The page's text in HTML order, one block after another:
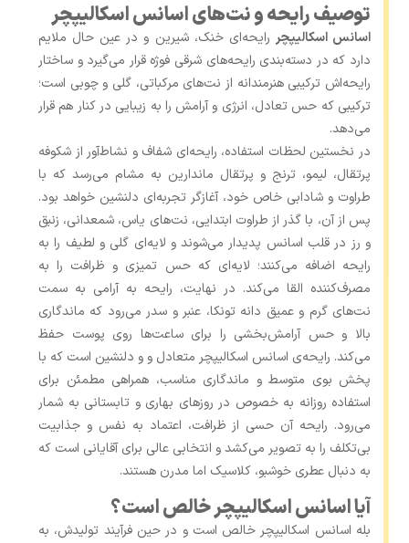
توصیف رایحه و نت‌های اسانس اسکالیپچر
اسانس اسکالیپچررایحه‌ای خنک، شیرین و در عین حال ملایم
دارد که در دسته‌بندی رایحه‌های شرقی فوژه قرار می‌گیرد و ساختار
رایحه‌اش ترکیبی هنرمندانه از نت‌های مرکباتی، گلی و چوبی است؛
ترکیبی که حس تعادل، انرژی و آرامش را به زیبایی در کنار هم قرار
می‌دهد.
در نخستین لحظات استفاده، رایحه‌ای شفاف و نشاط‌آور از شکوفه
پرتقال، لیمو، ترنج و پرتقال ماندارین به مشام می‌رسد که با
طراوت و شادابی خاص خود، آغازگر تجربه‌ای دلنشین خواهد بود.
پس از آن، با گذر از طراوت ابتدایی، نت‌های یاس، شمعدانی، زنبق
و رز در قلب اسانس پدیدار می‌شوند و لایه‌ای گلی و لطیف را به
رایحه اضافه می‌کنند؛ لایه‌ای که حس تمیزی و ظرافت را به
مصرف‌کننده القا می‌کند. در نهایت، رایحه به آرامی به سمت
نت‌های گرم و عمیق دانه تونکا، عنبر و سدر می‌رود که ماندگاری
بالا و حس آرامش‌بخشی را برای ساعت‌ها روی پوست حفظ
می‌کند. رایحه‌ی اسانس اسکالیپچر متعادل و و دلنشین است که با
پخش بوی متوسط و ماندگاری مناسب، همراهی مطمئن برای
استفاده روزانه به‌ خصوص در روزهای بهاری و تابستانی به شمار
می‌رود. رایحه آن حسی از ظرافت، اعتماد به نفس و جذابیت
بی‌تکلف را به تصویر می‌کشد و انتخابی عالی برای آقایانی است که
به دنبال عطری خوشبو، کلاسیک اما مدرن هستند.
آیا اسانس اسکالیپچر خالص است؟
بله اسانس اسکالیپچر خالص است و در حین فرآیند تولیدش، به